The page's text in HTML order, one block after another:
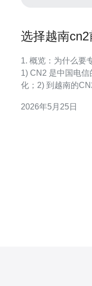
选择越南
1. 概览：为什么要
1) CN2 是中国电
化；2) 到越南的
将给出可重复的实测步
2026年5月25日